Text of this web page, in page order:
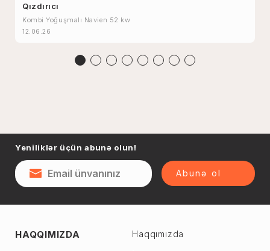
Qızdırıcı
Kombi Yoğuşmalı Navien 52 kw
12.06.26
Yeniliklər üçün abunə olun!
Abunə ol
HAQQIMIZDA Haqqımızda